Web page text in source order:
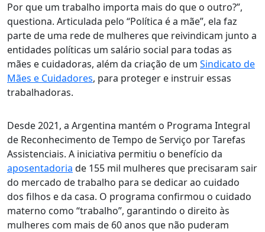
Por que um trabalho importa mais do que o outro?”,
questiona. Articulada pelo “Política é a mãe”, ela faz
parte de uma rede de mulheres que reivindicam junto a
entidades políticas um salário social para todas as
mães e cuidadoras, além da criação de um Sindicato de
Mães e Cuidadores, para proteger e instruir essas
trabalhadoras.
Desde 2021, a Argentina mantém o Programa Integral
de Reconhecimento de Tempo de Serviço por Tarefas
Assistenciais. A iniciativa permitiu o benefício da
aposentadoria de 155 mil mulheres que precisaram sair
do mercado de trabalho para se dedicar ao cuidado
dos filhos e da casa. O programa confirmou o cuidado
materno como “trabalho”, garantindo o direito às
mulheres com mais de 60 anos que não puderam